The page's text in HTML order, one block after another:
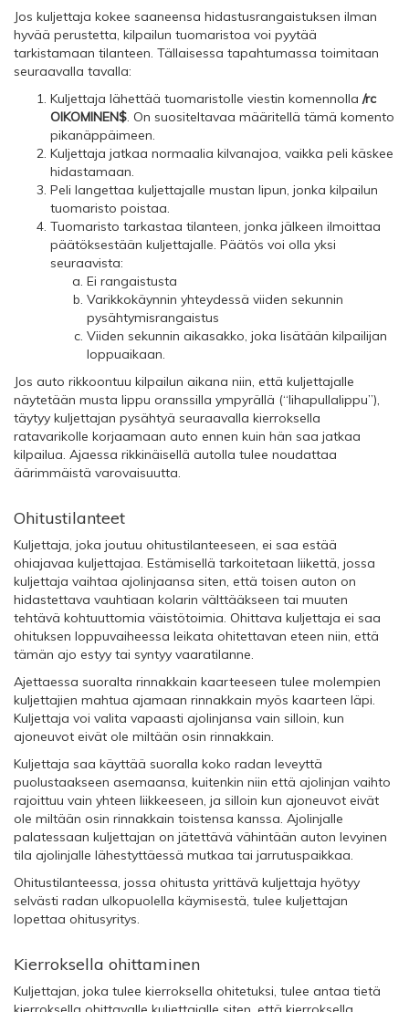
Jos kuljettaja kokee saaneensa hidastusrangaistuksen ilman
hyvää perustetta, kilpailun tuomaristoa voi pyytää
tarkistamaan tilanteen. Tällaisessa tapahtumassa toimitaan
seuraavalla tavalla:
Kuljettaja lähettää tuomaristolle viestin komennolla /rc
OIKOMINEN$. On suositeltavaa määritellä tämä komento
pikanäppäimeen.
Kuljettaja jatkaa normaalia kilvanajoa, vaikka peli käskee
hidastamaan.
Peli langettaa kuljettajalle mustan lipun, jonka kilpailun
tuomaristo poistaa.
Tuomaristo tarkastaa tilanteen, jonka jälkeen ilmoittaa
päätöksestään kuljettajalle. Päätös voi olla yksi
seuraavista:
Ei rangaistusta
Varikkokäynnin yhteydessä viiden sekunnin
pysähtymisrangaistus
Viiden sekunnin aikasakko, joka lisätään kilpailijan
loppuaikaan.
Jos auto rikkoontuu kilpailun aikana niin, että kuljettajalle
näytetään musta lippu oranssilla ympyrällä (“lihapullalippu”),
täytyy kuljettajan pysähtyä seuraavalla kierroksella
ratavarikolle korjaamaan auto ennen kuin hän saa jatkaa
kilpailua. Ajaessa rikkinäisellä autolla tulee noudattaa
äärimmäistä varovaisuutta.
Ohitustilanteet
Kuljettaja, joka joutuu ohitustilanteeseen, ei saa estää
ohiajavaa kuljettajaa. Estämisellä tarkoitetaan liikettä, jossa
kuljettaja vaihtaa ajolinjaansa siten, että toisen auton on
hidastettava vauhtiaan kolarin välttääkseen tai muuten
tehtävä kohtuuttomia väistötoimia. Ohittava kuljettaja ei saa
ohituksen loppuvaiheessa leikata ohitettavan eteen niin, että
tämän ajo estyy tai syntyy vaaratilanne.
Ajettaessa suoralta rinnakkain kaarteeseen tulee molempien
kuljettajien mahtua ajamaan rinnakkain myös kaarteen läpi.
Kuljettaja voi valita vapaasti ajolinjansa vain silloin, kun
ajoneuvot eivät ole miltään osin rinnakkain.
Kuljettaja saa käyttää suoralla koko radan leveyttä
puolustaakseen asemaansa, kuitenkin niin että ajolinjan vaihto
rajoittuu vain yhteen liikkeeseen, ja silloin kun ajoneuvot eivät
ole miltään osin rinnakkain toistensa kanssa. Ajolinjalle
palatessaan kuljettajan on jätettävä vähintään auton levyinen
tila ajolinjalle lähestyttäessä mutkaa tai jarrutuspaikkaa.
Ohitustilanteessa, jossa ohitusta yrittävä kuljettaja hyötyy
selvästi radan ulkopuolella käymisestä, tulee kuljettajan
lopettaa ohitusyritys.
Kierroksella ohittaminen
Kuljettajan, joka tulee kierroksella ohitetuksi, tulee antaa tietä